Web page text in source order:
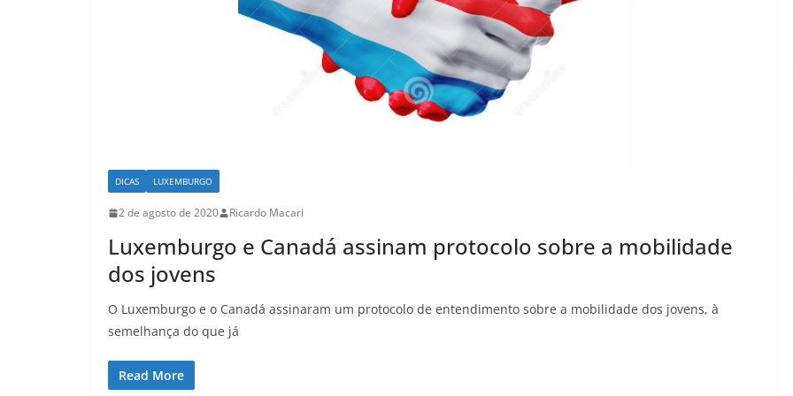
DICAS LUXEMBURGO
2 de agosto de 2020 Ricardo Macari
Luxemburgo e Canadá assinam protocolo sobre a mobilidade
dos jovens
O Luxemburgo e o Canadá assinaram um protocolo de entendimento sobre a mobilidade dos jovens, à
semelhança do que já
Read More